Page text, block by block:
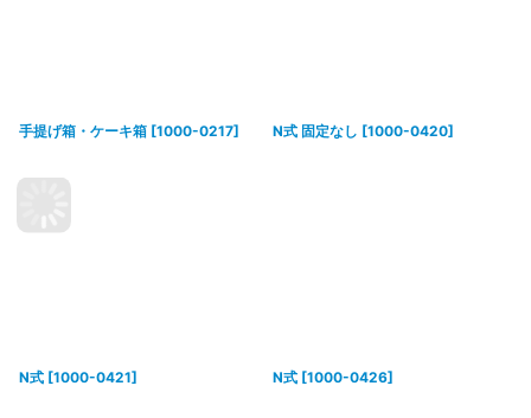
手提げ箱・ケーキ箱 [1000-0217] N式 固定なし [1000-0420]
N式 [1000-0421] N式 [1000-0426]